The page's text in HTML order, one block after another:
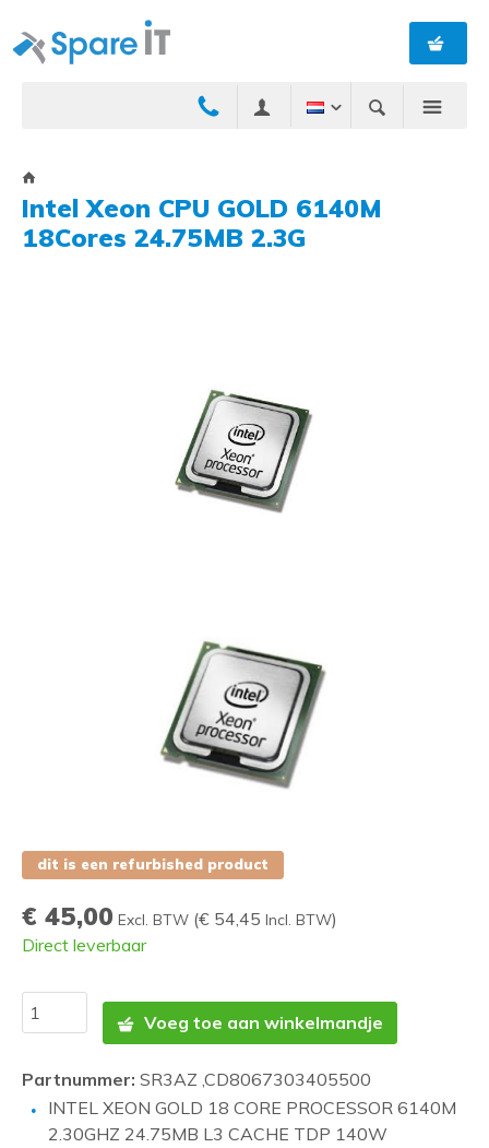
Intel Xeon CPU GOLD 6140M
18Cores 24.75MB 2.3G
dit is een refurbished product
€ 45,00 Excl. BTW (€ 54,45 Incl. BTW)
Direct leverbaar
Voeg toe aan winkelmandje
Partnummer: SR3AZ ,CD8067303405500
INTEL XEON GOLD 18 CORE PROCESSOR 6140M
2.30GHZ 24.75MB L3 CACHE TDP 140W